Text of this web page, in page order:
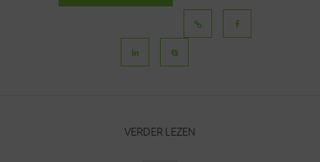
VERDER LEZEN